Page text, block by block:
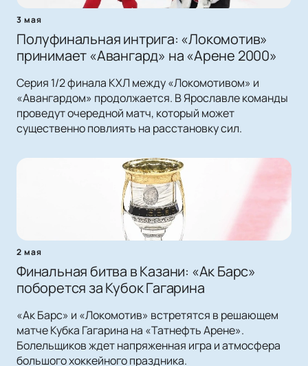
3 мая
Полуфинальная интрига: «Локомотив»
принимает «Авангард» на «Арене 2000»
Серия 1/2 финала КХЛ между «Локомотивом» и
«Авангардом» продолжается. В Ярославле команды
проведут очередной матч, который может
существенно повлиять на расстановку сил.
2 мая
Финальная битва в Казани: «Ак Барс»
поборется за Кубок Гагарина
«Ак Барс» и «Локомотив» встретятся в решающем
матче Кубка Гагарина на «Татнефть Арене».
Болельщиков ждет напряженная игра и атмосфера
большого хоккейного праздника.